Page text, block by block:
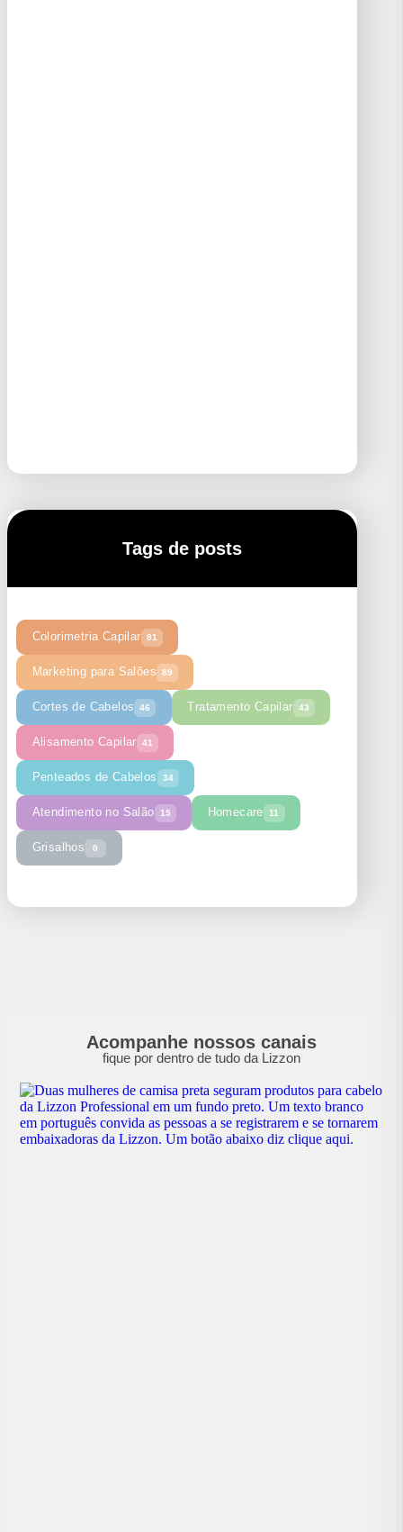
Tags de posts
Colorimetria Capilar 81
Marketing para Salões 89
Cortes de Cabelos 46 Tratamento Capilar 43
Alisamento Capilar 41
Penteados de Cabelos 34
Atendimento no Salão 15 Homecare 11
Grisalhos 0
Acompanhe nossos canais
fique por dentro de tudo da Lizzon